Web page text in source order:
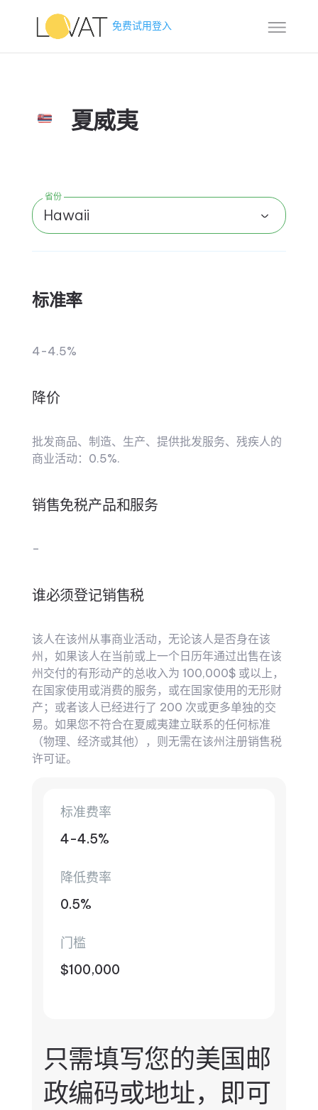
免费试用登入
夏威夷
省份
Hawaii
标准率
4-4.5%
降价
批发商品、制造、生产、提供批发服务、残疾人的
商业活动：0.5%.
销售免税产品和服务
–
谁必须登记销售税
该人在该州从事商业活动，无论该人是否身在该
州，如果该人在当前或上一个日历年通过出售在该
州交付的有形动产的总收入为 100,000$ 或以上，
在国家使用或消费的服务，或在国家使用的无形财
产；或者该人已经进行了 200 次或更多单独的交
易。如果您不符合在夏威夷建立联系的任何标准
（物理、经济或其他），则无需在该州注册销售税
许可证。
标准费率
4-4.5%
降低费率
0.5%
门槛
$100,000
只需填写您的美国邮
政编码或地址，即可